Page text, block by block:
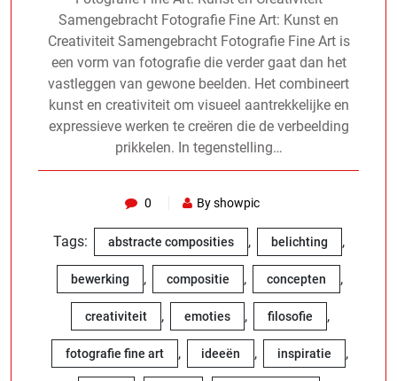
Samengebracht Fotografie Fine Art: Kunst en
Creativiteit Samengebracht Fotografie Fine Art is
een vorm van fotografie die verder gaat dan het
vastleggen van gewone beelden. Het combineert
kunst en creativiteit om visueel aantrekkelijke en
expressieve werken te creëren die de verbeelding
prikkelen. In tegenstelling…
0 By showpic
Tags: abstracte composities , belichting ,
bewerking , compositie , concepten ,
creativiteit , emoties , filosofie ,
fotografie fine art , ideeën , inspiratie ,